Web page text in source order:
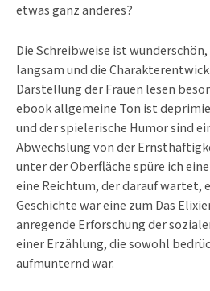
etwas ganz anderes?
Die Schreibweise ist
langsam und die
Darstellung der Frauen lesen
ebook allgemeine Ton ist
und der spielerische Humor sind
Abwechslung von der
unter der Oberfläche spüre ich
eine Reichtum, der darauf wartet,
Geschichte war eine zum Das
anregende Erforschung der
einer Erzählung, die sowohl
aufmunternd war.